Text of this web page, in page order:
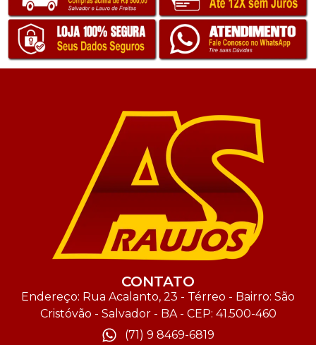
CONTATO
Endereço: Rua Acalanto, 23 - Térreo - Bairro: São
Cristóvão - Salvador - BA - CEP: 41.500-460
(71) 9 8469-6819